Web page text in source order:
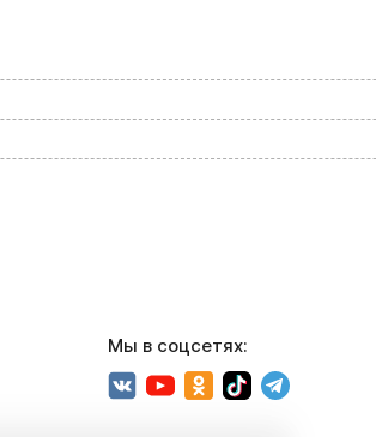
Мы в соцсетях: